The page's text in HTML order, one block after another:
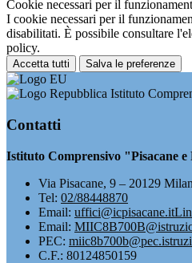
Cookie necessari per il
I cookie necessari per il
disabilitati. È possibile consultare
policy.
Accetta tutti Salva le preferenze
Istituto
Contatti
Istituto Comprensivo "Pisacane e
Via Pisacane, 9 – 20129
Tel: 02/88448870
Email: uffici@icpisacane.it
Email:
PEC:
C.F.: 80124850159